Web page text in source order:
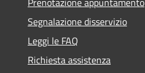
Segnalazione disservizio
Leggi le FAQ
Richiesta assistenza